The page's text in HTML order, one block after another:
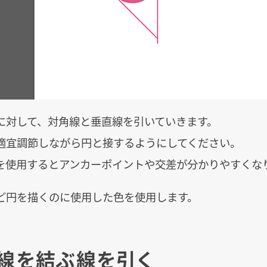
して、対角線と垂直線を引いていきます。
調節しながら円と接するようにしてください。
使用するとアンカーポイントや交差が分かりやすくな
を描くのに使用した色を使用します。
を結ぶ線を引く